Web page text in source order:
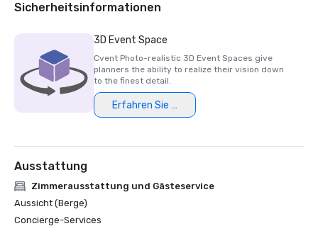
Sicherheitsinformationen
3D Event Space
Cvent Photo-realistic 3D Event Spaces give
planners the ability to realize their vision down
to the finest detail.
Erfahren Sie mehr
Ausstattung
Zimmerausstattung und Gästeservice
Aussicht (Berge)
Concierge-Services